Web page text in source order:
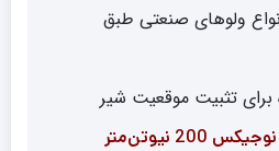
ولوهای صنعتی طبق
تثبیت موقعیت شیر
مشخصات فنی اکچویتور نوجیکس 200 نیوتن‌متر